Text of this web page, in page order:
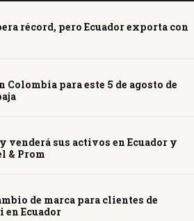
récord, pero Ecuador exporta con
Colombia para este 5 de agosto de
venderá sus activos en Ecuador y
& Prom
de marca para clientes de
Ecuador